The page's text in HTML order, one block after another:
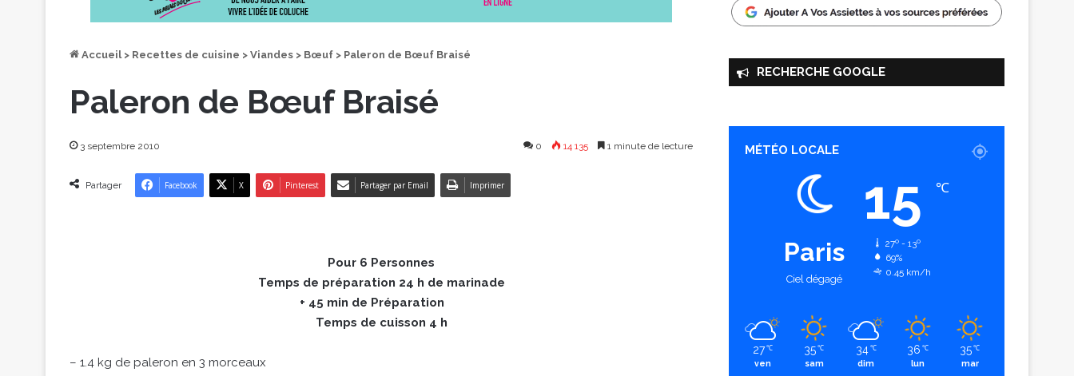
Accueil > Recettes de cuisine > Viandes > Bœuf > Paleron de Bœuf Braisé
Paleron de Bœuf Braisé
3 septembre 2010 0 14 135 1 minute de lecture
Partager Facebook X Pinterest Partager par Email Imprimer
Pour 6 Personnes
Temps de préparation 24 h de marinade
+ 45 min de Préparation
Temps de cuisson 4 h
– 1.4 kg de paleron en 3 morceaux
RECHERCHE GOOGLE
MÉTÉO LOCALE
Paris
Ciel dégagé
15 ℃
27º - 13º
69%
0.45 km/h
27 ℃
ven
35 ℃
sam
34 ℃
dim
36 ℃
lun
35 ℃
mar